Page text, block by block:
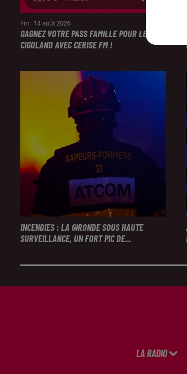
Fin : 14 août 2026
GAGNEZ VOTRE PASS FAMILLE POUR LE PARC
CIGOLAND AVEC CERISE FM !
INCENDIES : LA GIRONDE SOUS HAUTE
SURVEILLANCE, UN FORT PIC DE...
LA RADIO